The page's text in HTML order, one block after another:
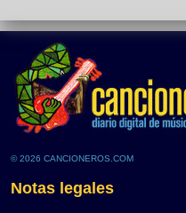
© 2026 CANCIONEROS.COM
Notas legales